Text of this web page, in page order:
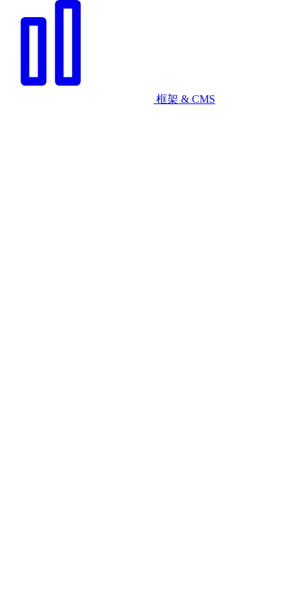
框架 & CMS